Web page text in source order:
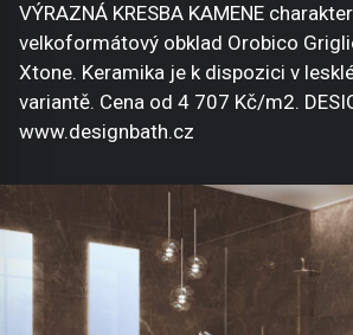
VÝRAZNÁ KRESBA KAMENE
velkoformátový obklad Orobico
Xtone. Keramika je k dispozici v
variantě. Cena od 4 707 Kč/m2.
www.designbath.cz